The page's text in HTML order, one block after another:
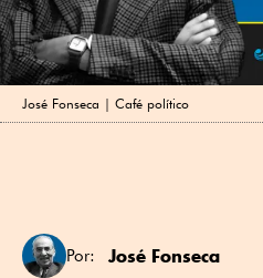
José Fonseca | Café político
Por: José Fonseca